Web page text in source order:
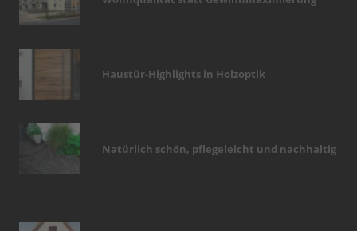
Haustür-Highlights in Holzoptik
Natürlich schön, pflegeleicht und nachhaltig